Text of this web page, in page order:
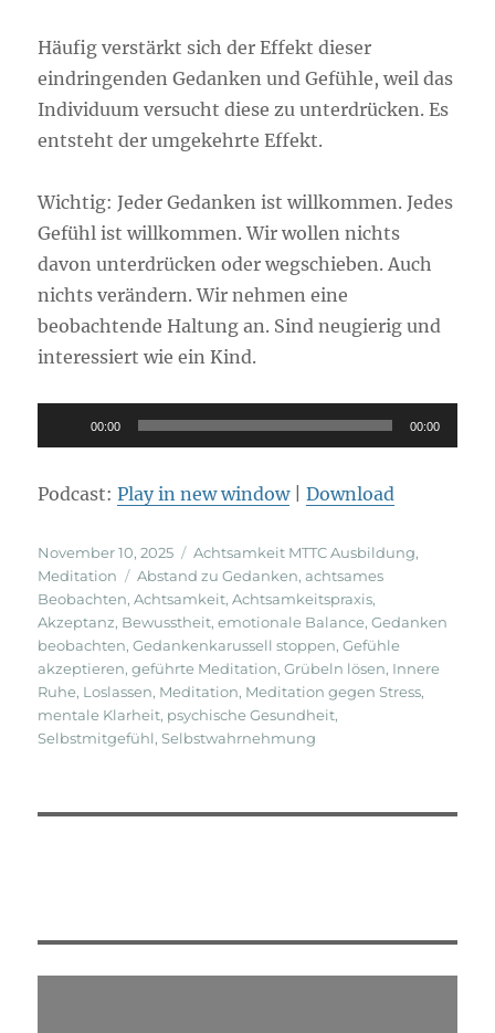
Häufig verstärkt sich der Effekt dieser
eindringenden Gedanken und Gefühle, weil das
Individuum versucht diese zu unterdrücken. Es
entsteht der umgekehrte Effekt.
Wichtig: Jeder Gedanken ist willkommen. Jedes
Gefühl ist willkommen. Wir wollen nichts
davon unterdrücken oder wegschieben. Auch
nichts verändern. Wir nehmen eine
beobachtende Haltung an. Sind neugierig und
interessiert wie ein Kind.
Audio-
Player
00:00 00:00
Podcast:Play in new window|Download
Veröffentlicht
am
November 10, 2025 Kategorien
Achtsamkeit MTTC Ausbildung,
Meditation
Schlagwörter
Abstand zu Gedanken,achtsames
Beobachten,Achtsamkeit,Achtsamkeitspraxis,
Akzeptanz, Bewusstheit,emotionale Balance,Gedanken
beobachten,Gedankenkarussell stoppen,Gefühle
akzeptieren,geführte Meditation,Grübeln lösen, Innere
Ruhe, Loslassen, Meditation, Meditation gegen Stress,
mentale Klarheit, psychische Gesundheit,
Selbstmitgefühl,Selbstwahrnehmung